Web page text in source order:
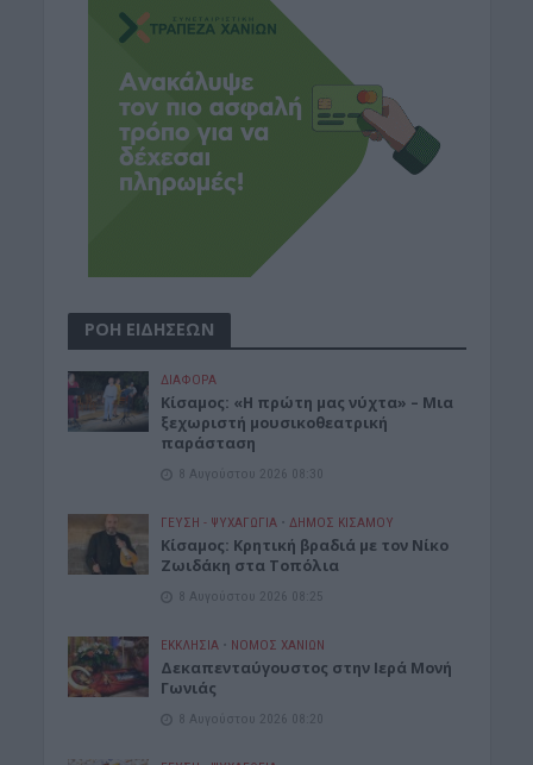
ΡΟΗ ΕΙΔΗΣΕΩΝ
ΔΙΆΦΟΡΑ
Κίσαμος: «Η πρώτη μας νύχτα» – Μια
ξεχωριστή μουσικοθεατρική
παράσταση
8 Αυγούστου 2026 08:30
ΓΕΎΣΗ - ΨΥΧΑΓΩΓΊΑ • ΔΉΜΟΣ ΚΙΣΆΜΟΥ
Kίσαμος: Κρητική βραδιά με τον Νίκο
Ζωιδάκη στα Τοπόλια
8 Αυγούστου 2026 08:25
ΕΚΚΛΗΣΙΑ • ΝΟΜΌΣ ΧΑΝΊΩΝ
Δεκαπενταύγουστος στην Ιερά Μονή
Γωνιάς
8 Αυγούστου 2026 08:20